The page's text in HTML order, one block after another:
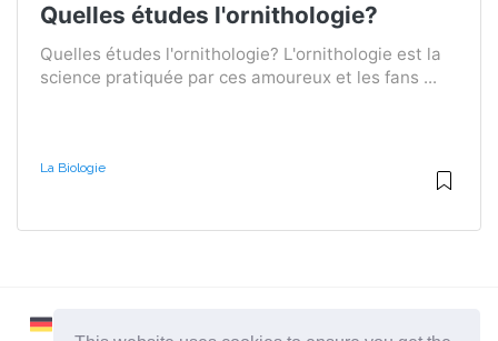
Quelles études l'ornithologie?
Quelles études l'ornithologie? L'ornithologie est la
science pratiquée par ces amoureux et les fans ...
La Biologie